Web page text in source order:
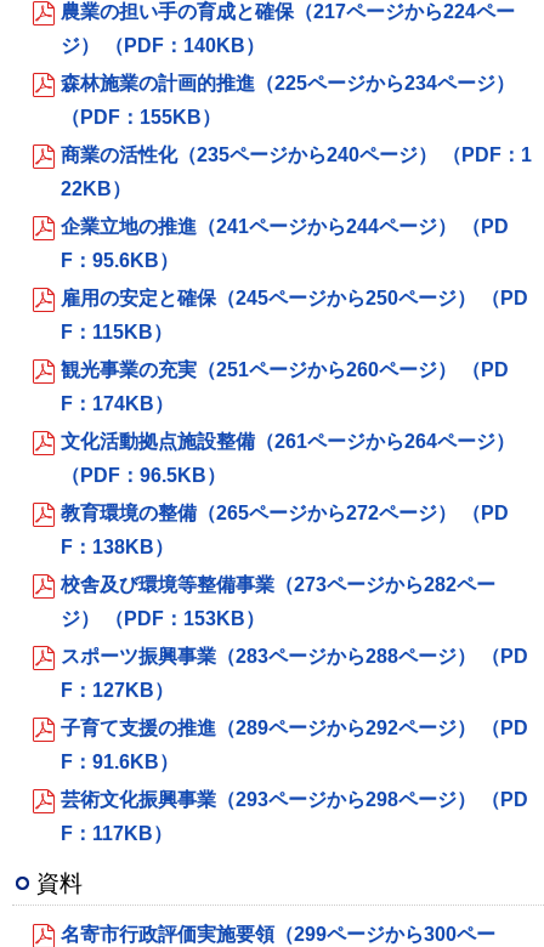
農業の担い手の育成と確保（217ページから224ペー
ジ） （PDF：140KB）
森林施業の計画的推進（225ページから234ページ）
（PDF：155KB）
商業の活性化（235ページから240ページ） （PDF：1
22KB）
企業立地の推進（241ページから244ページ） （PD
F：95.6KB）
雇用の安定と確保（245ページから250ページ） （PD
F：115KB）
観光事業の充実（251ページから260ページ） （PD
F：174KB）
文化活動拠点施設整備（261ページから264ページ）
（PDF：96.5KB）
教育環境の整備（265ページから272ページ） （PD
F：138KB）
校舎及び環境等整備事業（273ページから282ペー
ジ） （PDF：153KB）
スポーツ振興事業（283ページから288ページ） （PD
F：127KB）
子育て支援の推進（289ページから292ページ） （PD
F：91.6KB）
芸術文化振興事業（293ページから298ページ） （PD
F：117KB）
資料
名寄市行政評価実施要領（299ページから300ペー